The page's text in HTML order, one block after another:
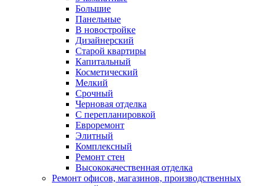
Большие
Панельные
В новостройке
Дизайнерский
Старой квартиры
Капитальный
Косметический
Мелкий
Срочный
Черновая отделка
С перепланировкой
Евроремонт
Элитный
Комплексный
Ремонт стен
Высококачественная отделка
Ремонт офисов, магазинов, производственных